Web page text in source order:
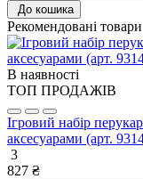
До кошика
Рекомендовані товари
В наявності
ТОП ПРОДАЖІВ
Ігровий набір
аксесуарами (арт.
3
827 ₴